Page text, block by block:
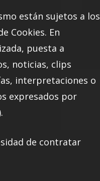
están sujetos a los
Cookies. En
puesta a
noticias, clips
interpretaciones o
expresados por
de contratar